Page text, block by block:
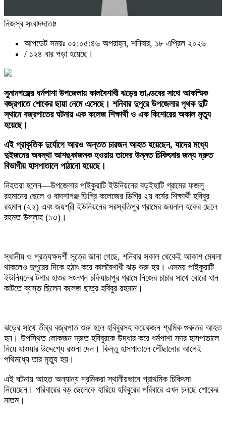
নিজস্ব সংবাদদাতাঃ
আপডেট সময়ঃ ০৫:০৫:৪৬ অপরাহ্ন, শনিবার, ১৮ এপ্রিল ২০২৬
/ ১২৪ বার পড়া হয়েছে।
সুনামগঞ্জের ধর্মপাশা উপজেলায় কালবৈশাখী ঝড়ের তাণ্ডবের সাথে আকস্মিক
বজ্রপাতে শোকের ছায়া নেমে এসেছে। শনিবার দুপুরে উপজেলার পৃথক দুটি
স্থানে বজ্রপাতের ঘটনায় এক কলেজ শিক্ষার্থী ও এক কিশোরের অকাল মৃত্যু
হয়েছে।
এই প্রাকৃতিক দুর্যোগে আরও অন্তত চারজন আহত হয়েছেন, যাদের মধ্যে
দুইজনের অবস্থা আশঙ্কাজনক হওয়ায় তাদের উন্নত চিকিৎসার জন্য দ্রুত
বিভাগীয় হাসপাতালে পাঠানো হয়েছে।
নিহতরা হলেন—উপজেলার পাইকুরাটি ইউনিয়নের বড়ইহাটি গ্রামের ফজলু
রহমানের ছেলে ও বাদশাগঞ্জ ডিগ্রি কলেজের ডিগ্রি ২য় বর্ষের শিক্ষার্থী হবিবুর
রহমান (২২) এবং জয়শ্রী ইউনিয়নের সরস্বতিপুর গ্রামের জয়নাল হকের ছেলে
রহমত উল্লাহ (১৩)।
‎স্থানীয় ও প্রত্যক্ষদর্শী সূত্রে জানা গেছে, শনিবার সকাল থেকেই আকাশ মেঘলা
থাকলেও দুপুরের দিকে হঠাৎ করে কালবৈশাখী ঝড় শুরু হয়। এসময় পাইকুরাটি
ইউনিয়নের টগার হাওর সংলগ্ন চকিয়াচাপুর গ্রামে নিজের চাচার সাথে বোরো ধান
কাটতে ব্যস্ত ছিলেন কলেজ ছাত্র হবিবুর রহমান।
ঝড়ের সাথে তীব্র বজ্রপাত শুরু হলে হবিবুরসহ কয়েকজন শ্রমিক গুরুতর আহত
হন। উপস্থিত লোকজন দ্রুত হবিবুরকে উদ্ধার করে ধর্মপাশা সদর হাসপাতালে
নিয়ে যাওয়ার উদ্দেশ্যে রওনা দেন। কিন্তু হাসপাতালে পৌঁছানোর আগেই
পথিমধ্যে তার মৃত্যু হয়।
এই ঘটনায় আহত অন্যান্য শ্রমিকরা স্থানীয়ভাবে প্রাথমিক চিকিৎসা
নিয়েছেন। পরিবারের বড় ছেলেকে হারিয়ে হবিবুরের পরিবারে এখন চলছে শোকের
মাতম।